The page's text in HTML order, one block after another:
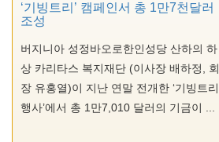
‘기빙트리’ 캠페인서 총 1만7천달러
조성
버지니아 성정바오로한인성당 산하의 하
상 카리타스 복지재단 (이사장 배하정, 회
장 유홍열)이 지난 연말 전개한 ‘기빙트리
행사’에서 총 1만7,010 달러의 기금이 ...